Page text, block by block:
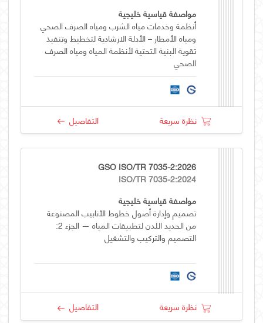
مواصفة قياسية خليجية
أنظمة وخدمات مياه الشرب ومياه الصرف الصحي
ومياه الأمطار – الأدلة الارشادية لتخطيط وتنفيذ
تقوية البنية التحتية لأنظمة المياه ومياه الصرف
الصحي
نظرة سريعة التفاصيل
GSO ISO/TR 7035-2:2026
ISO/TR 7035-2:2024
مواصفة قياسية خليجية
تصميم وإدارة أصول خطوط الأنابيب المصنوعة
من الحديد اللدن لتطبيقات المياه — الجزء 2:
التصميم والتركيب والتشغيل
نظرة سريعة التفاصيل